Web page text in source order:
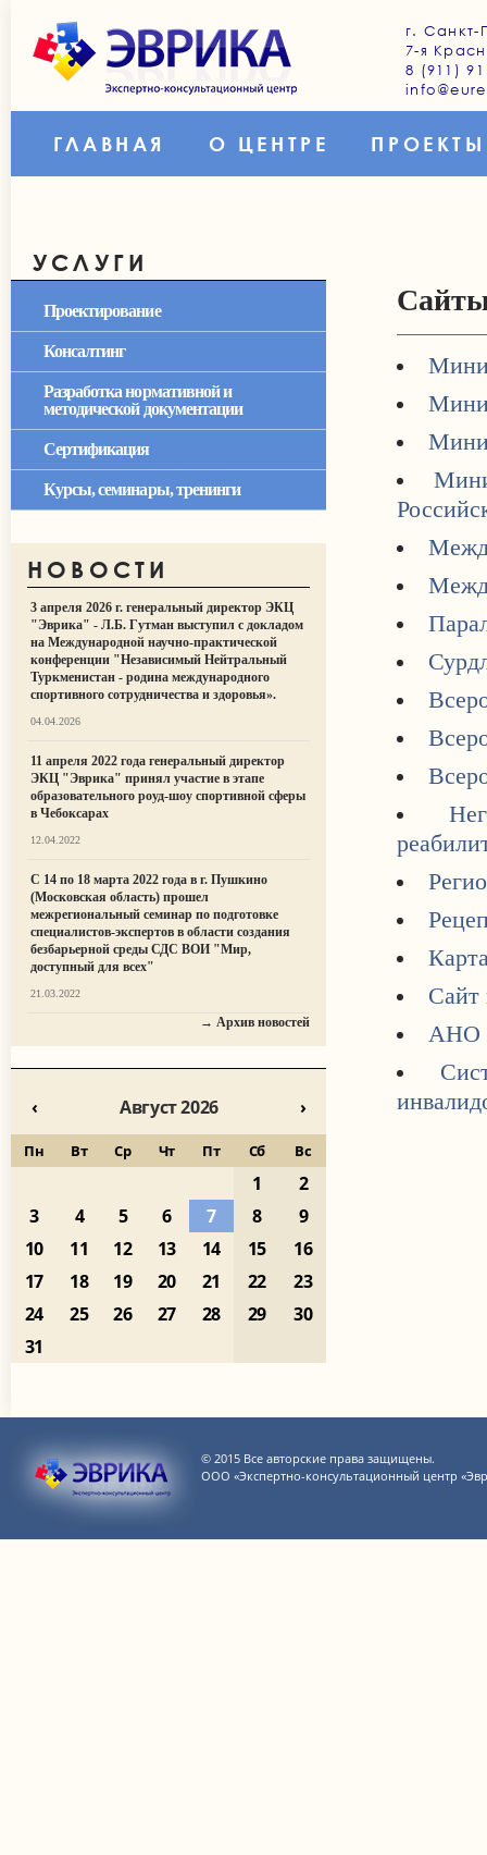
г. Санкт-
7-я
8 (911)
ГЛАВНАЯ О ЦЕНТРЕ ПРОЕКТЫ
Сайт
АНО
УСЛУГИ
Проектирование
Консалтинг
Разработка нормативной и
методической документации
Сертификация
Курсы, семинары, тренинги
НОВОСТИ
3 апреля 2026 г. генеральный директор ЭКЦ
"Эврика" - Л.Б. Гутман выступил с докладом
на Международной научно-практической
конференции "Независимый Нейтральный
Туркменистан - родина международного
спортивного сотрудничества и здоровья».
04.04.2026
11 апреля 2022 года генеральный директор
ЭКЦ "Эврика" принял участие в этапе
образовательного роуд-шоу спортивной сферы
в Чебоксарах
12.04.2022
С 14 по 18 марта 2022 года в г. Пушкино
(Московская область) прошел
межрегиональный семинар по подготовке
специалистов-экспертов в области создания
безбарьерной среды СДС ВОИ "Мир,
доступный для всех"
21.03.2022
→ Архив новостей
‹ Август 2026 ›
Пн Вт Ср Чт Пт Сб Вс
1
2
3
4 5 6 7 8
9
10
11 12 13 14 15
16
17
18 19 20 21 22
23
24
25 26 27 28 29
30
31
© 2015 Все авторские права защищены.
ООО «Экспертно-консультационный центр